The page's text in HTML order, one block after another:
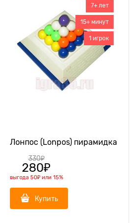
Лонпос (Lonpos) пирамидка
7+ лет
15+ минут
1 игрок
330₽
280₽
выгода 50₽или 15%
Купить